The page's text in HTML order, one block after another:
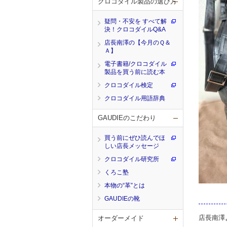
店長南澤
疑問・不安を すべて解
決！クロコダイルQ&A
店長南澤の【今月のＱ＆
Ａ】
電子書籍/クロコダイル
製品を買う前に読む本
クロコダイル検定
クロコダイル用語辞典
GAUDIEのこだわり
買う前にぜひ読んでほ
しい店長メッセージ
クロコダイル研究所
くろこ塾
本物の“革”とは
GAUDIEの靴
オーダーメイド